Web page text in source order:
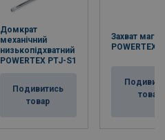
Домкрат
механічний
низькопідхватний
POWERTEX PTJ-S1
Подивитись
товар
Захват
POWERTEX
товар